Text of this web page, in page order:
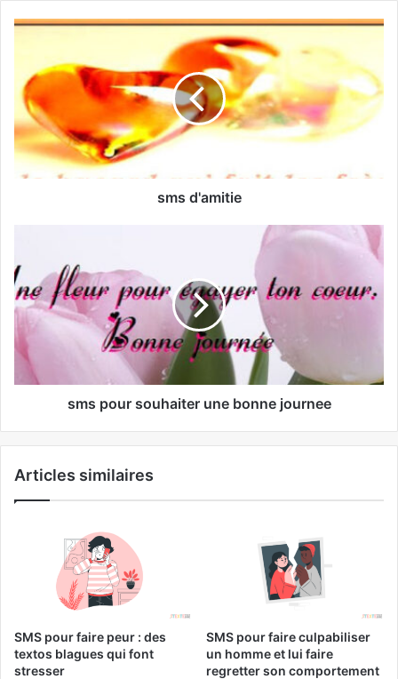
comment démarrer une conversation
sms d'amitie
sms pour souhaiter une bonne journee
Articles similaires
SMS pour faire peur : des
textos blagues qui font
stresser
SMS pour faire culpabiliser
un homme et lui faire
regretter son comportement